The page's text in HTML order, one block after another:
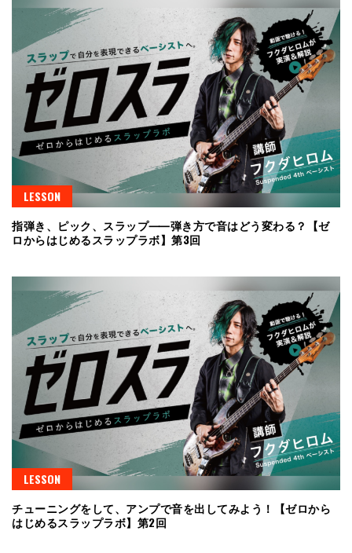
LESSON
指弾き、ピック、スラップ⸺弾き方で音はどう変わる？【ゼ
ロからはじめるスラップラボ】第3回
LESSON
チューニングをして、アンプで音を出してみよう！【ゼロから
はじめるスラップラボ】第2回